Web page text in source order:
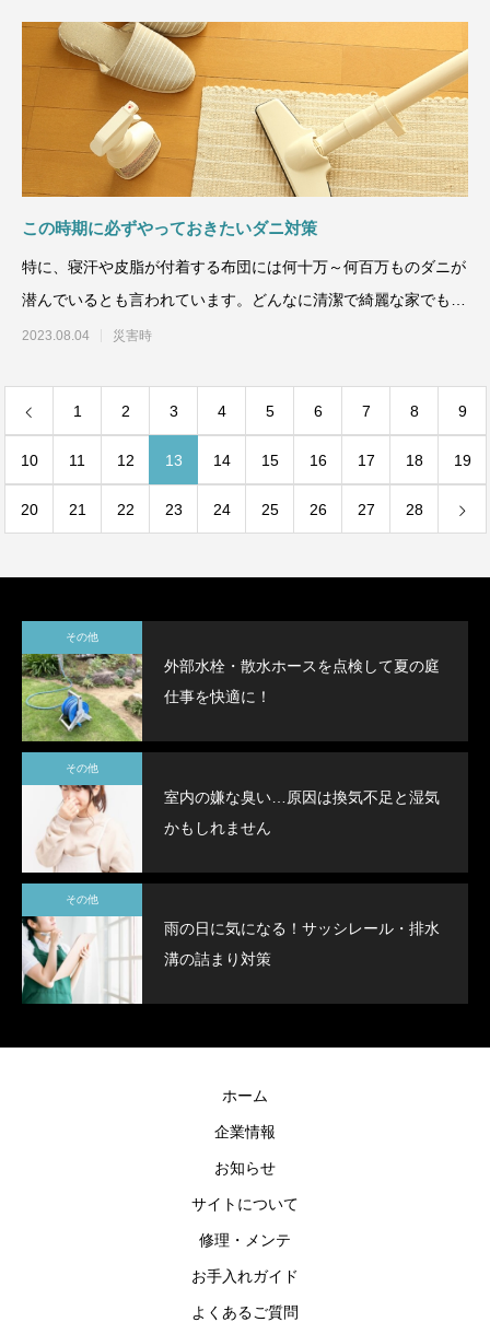
この時期に必ずやっておきたいダニ対策
特に、寝汗や皮脂が付着する布団には何十万～何百万ものダニが
潜んでいるとも言われています。どんなに清潔で綺麗な家でもダ
ニがいない家は
2023.08.04 災害時
1 2 3 4 5 6 7 8 9
10 11 12 13 14 15 16 17 18 19
20 21 22 23 24 25 26 27 28
その他
外部水栓・散水ホースを点検して夏の庭
仕事を快適に！
その他
室内の嫌な臭い…原因は換気不足と湿気
かもしれません
その他
雨の日に気になる！サッシレール・排水
溝の詰まり対策
ホーム
企業情報
お知らせ
サイトについて
修理・メンテ
お手入れガイド
よくあるご質問